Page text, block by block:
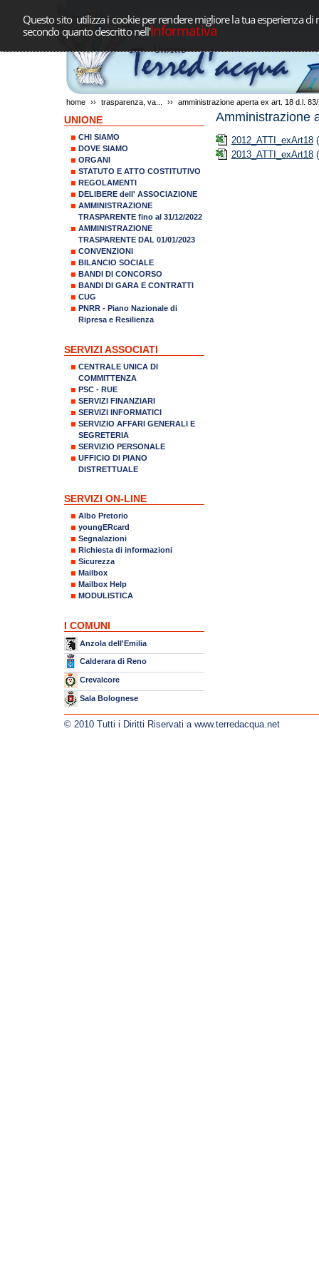
Questo sito utilizza i cookie per rendere migliore la tua esperienza
secondo quanto descritto nell'Informativa
home ›› trasparenza, va... ›› amministrazione aperta ex art. 18 d.l.
UNIONE
CHI SIAMO
DOVE SIAMO
ORGANI
STATUTO E ATTO COSTITUTIVO
REGOLAMENTI
DELIBERE dell' ASSOCIAZIONE
AMMINISTRAZIONE
TRASPARENTE fino al 31/12/2022
AMMINISTRAZIONE
TRASPARENTE DAL 01/01/2023
CONVENZIONI
BILANCIO SOCIALE
BANDI DI CONCORSO
BANDI DI GARA E CONTRATTI
CUG
PNRR - Piano Nazionale di
Ripresa e Resilienza
SERVIZI ASSOCIATI
CENTRALE UNICA DI
COMMITTENZA
PSC - RUE
SERVIZI FINANZIARI
SERVIZI INFORMATICI
SERVIZIO AFFARI GENERALI E
SEGRETERIA
SERVIZIO PERSONALE
UFFICIO DI PIANO
DISTRETTUALE
SERVIZI ON-LINE
Albo Pretorio
youngERcard
Segnalazioni
Richiesta di informazioni
Sicurezza
Mailbox
Mailbox Help
MODULISTICA
I COMUNI
Anzola dell'Emilia
Calderara di Reno
Crevalcore
Sala Bolognese
Amministrazione
2012_ATTI_exArt18
2013_ATTI_exArt18
© 2010 Tutti i Diritti Riservati a www.terredacqua.net